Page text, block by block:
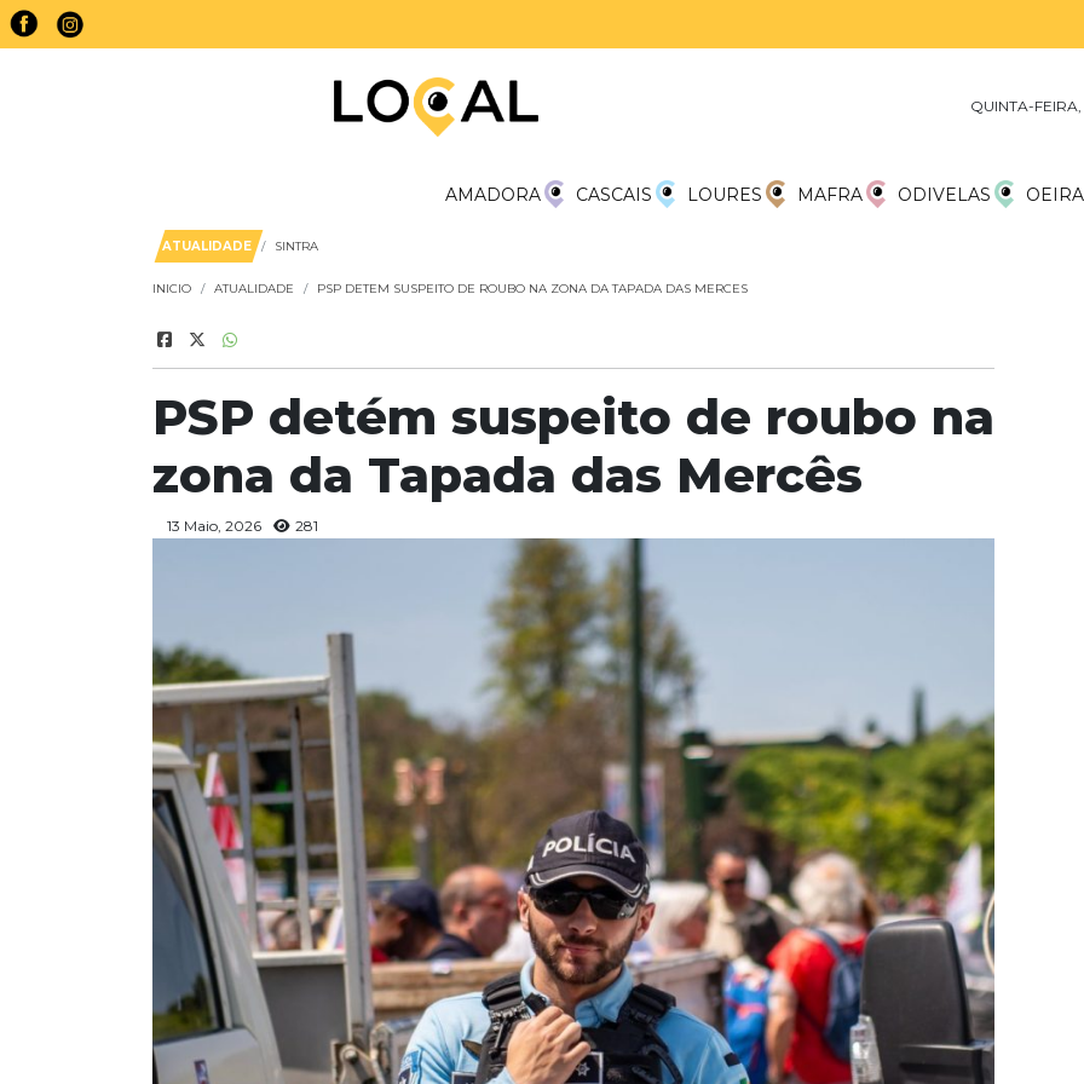
QUINTA-
AMADORA CASCAIS LOURES MAFRA ODIVELAS
ATUALIDADE SINTRA
INICIO ATUALIDADE PSP DETEM SUSPEITO DE ROUBO NA ZONA DA TAPADA DAS MERCES
PSP detém suspeito de roubo na
zona da Tapada das Mercês
13 Maio, 2026 281